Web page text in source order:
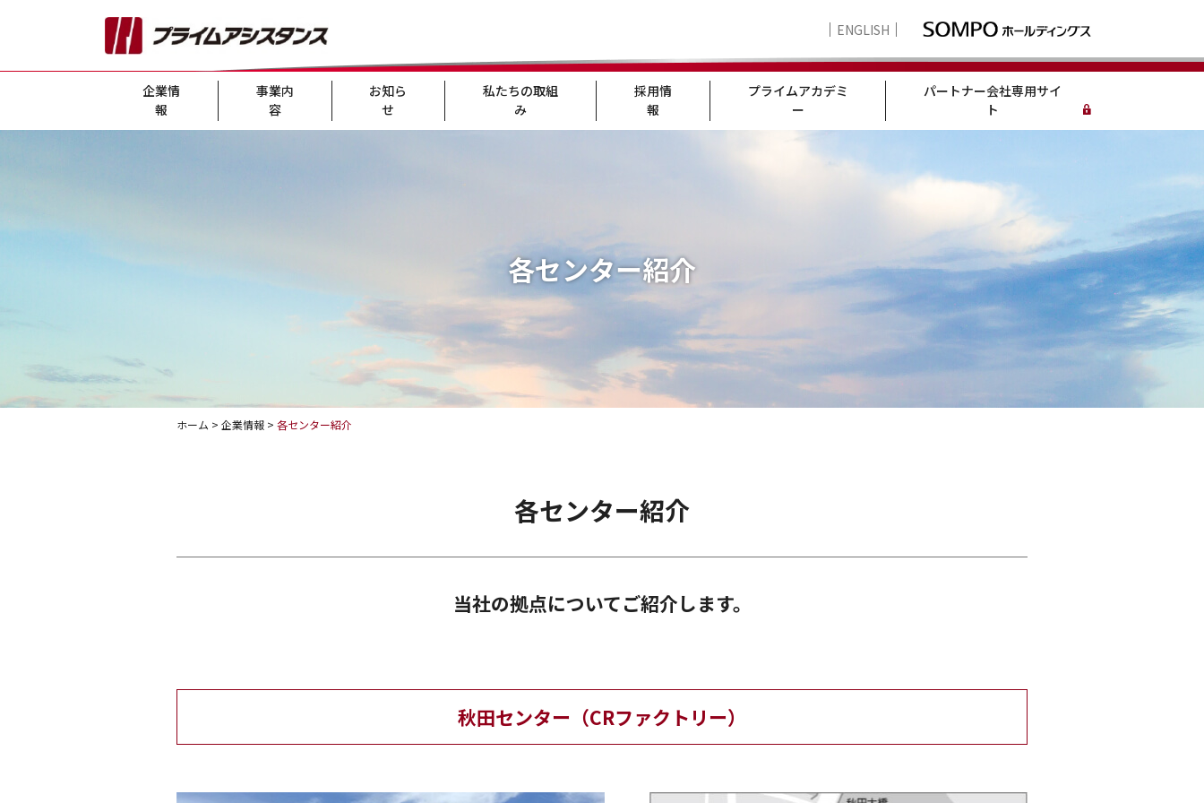
ENGLISH
企業情
報
事業内
容
お知ら
せ
私たちの取組
み
採用情
報
プライムアカデミ
ー
パートナー会社専用サイ
ト
各センター紹介
ホーム > 企業情報 > 各センター紹介
各センター紹介
当社の拠点についてご紹介します。
秋田センター（CRファクトリー）